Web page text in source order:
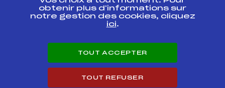
Listes ministérielles
Pôle vie de l’athlète
Enseignement professionnel
Carrières
obtenir plus d'informations sur
notre gestion des cookies, cliquez
ici.
TOUT ACCEPTER
TOUT REFUSER